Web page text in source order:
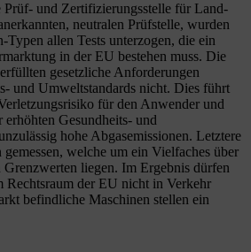
und Zertifizierungsstelle für Land-
neutralen Prüfstelle, wurden
Typen allen Tests unterzogen, die ein
in der EU bestehen muss. Die
gesetzliche Anforderungen
und Umweltstandards nicht. Dies führt
für den Anwender und
Gesundheits- und
hohe Abgasemissionen. Letztere
welche um ein Vielfaches über
Grenzwerten liegen. Im Ergebnis dürfen
Rechtsraum der EU nicht in Verkehr
befindliche Maschinen stellen ein